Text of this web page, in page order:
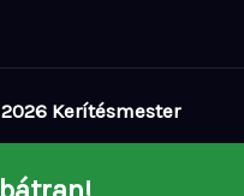
Kerítésmester